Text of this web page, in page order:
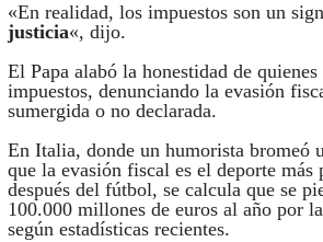
«En realidad, los impuestos son un
justicia«, dijo.
El Papa alabó la honestidad de quienes
impuestos, denunciando la evasión
sumergida o no declarada.
En Italia, donde un humorista bromeó
que la evasión fiscal es el deporte más
después del fútbol, se calcula que se
100.000 millones de euros al año por
según estadísticas recientes.